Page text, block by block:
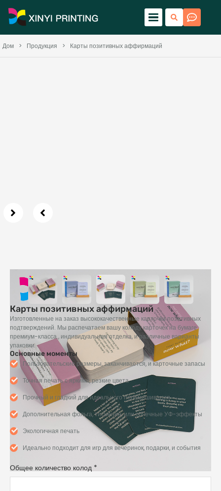
Дом > Продукция > Карты позитивных аффирмаций
Карты позитивных аффирмаций
Изготовленные на заказ высококачественные карточки позитивных
подтверждений. Мы распечатаем вашу колоду карточек на бумаге
премиум-класса., индивидуальная отделка, и различные варианты
упаковки.
Основные моменты
Пользовательские размеры, заканчивается, и карточные запасы
Точная печать с яркими, резкие цвета
Прочный и гладкий для идеального перемешивания
Дополнительная фольга, тиснение, или точечные УФ-эффекты
Экологичная печать
Идеально подходит для игр для вечеринок, подарки, и события
Общее количество колод *